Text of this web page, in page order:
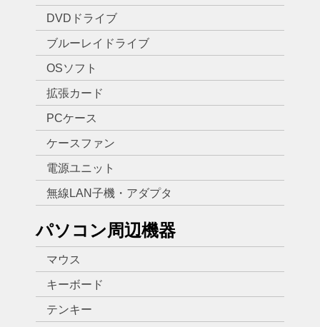
DVDドライブ
ブルーレイドライブ
OSソフト
拡張カード
PCケース
ケースファン
電源ユニット
無線LAN子機・アダプタ
パソコン周辺機器
マウス
キーボード
テンキー